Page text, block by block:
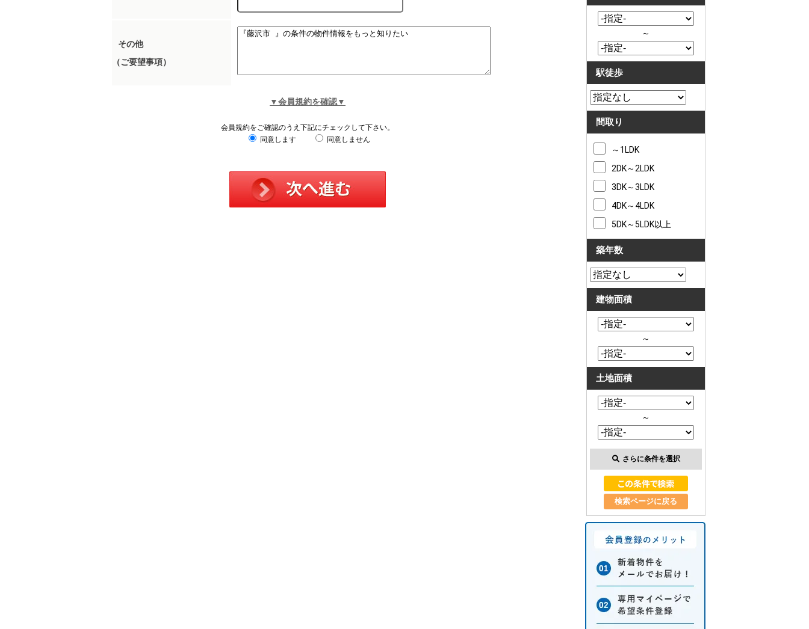
その他
（ご要望事項）
▼会員規約を確認▼
会員規約をご確認のうえ下記にチェックして下さい。
同意します
同意しません
～
駅徒歩
間取り
～1LDK
2DK～2LDK
3DK～3LDK
4DK～4LDK
5DK～5LDK以上
築年数
建物面積
～
土地面積
～
さらに条件を選択
検索ページに戻る